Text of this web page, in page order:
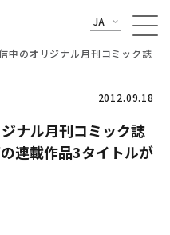
JA
のオリジナル月刊コミック誌「
2012.09.18
ナル月刊コミック誌
連載作品3タイトルが